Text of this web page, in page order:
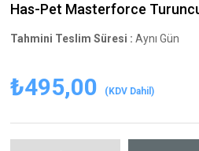
Has-Pet Masterforce
Tahmini Teslim Süresi : Aynı Gün
₺495,00 (KDV Dahil)